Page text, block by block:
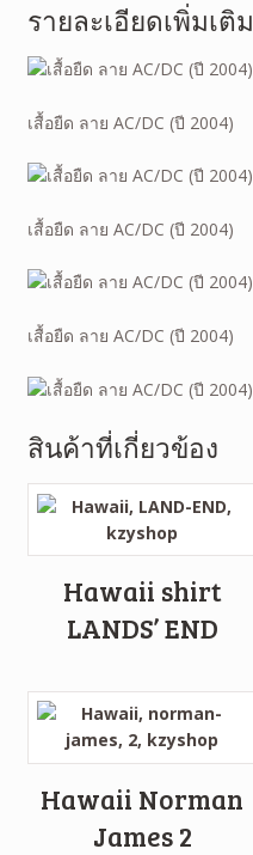
รายละเอียดเพิ่มเติม
เสื้อยืด ลาย AC/DC (ปี 2004)
เสื้อยืด ลาย AC/DC (ปี 2004)
เสื้อยืด ลาย AC/DC (ปี 2004)
สินค้าที่เกี่ยวข้อง
Hawaii shirt
LANDS’ END
Hawaii Norman
James 2